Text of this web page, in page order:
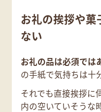
お礼の挨拶や
ない
お礼の品は必須では
の手紙で気持ちは十
それでも直接挨拶に
内の空いていそうな